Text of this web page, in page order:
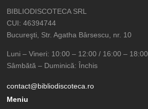
BIBLIODISCOTECA SRL
CUI: 46394744
Bucureşti, Str. Agatha Bârsescu, nr. 10
Luni – Vineri: 10:00 – 12:00 / 16:00 – 18:00
Sâmbătă – Duminică: Închis
contact@bibliodiscoteca.ro
Meniu